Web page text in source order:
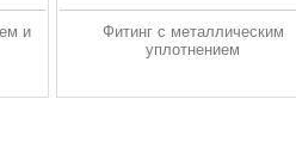
и
Фитинг с металлическим
уплотнением